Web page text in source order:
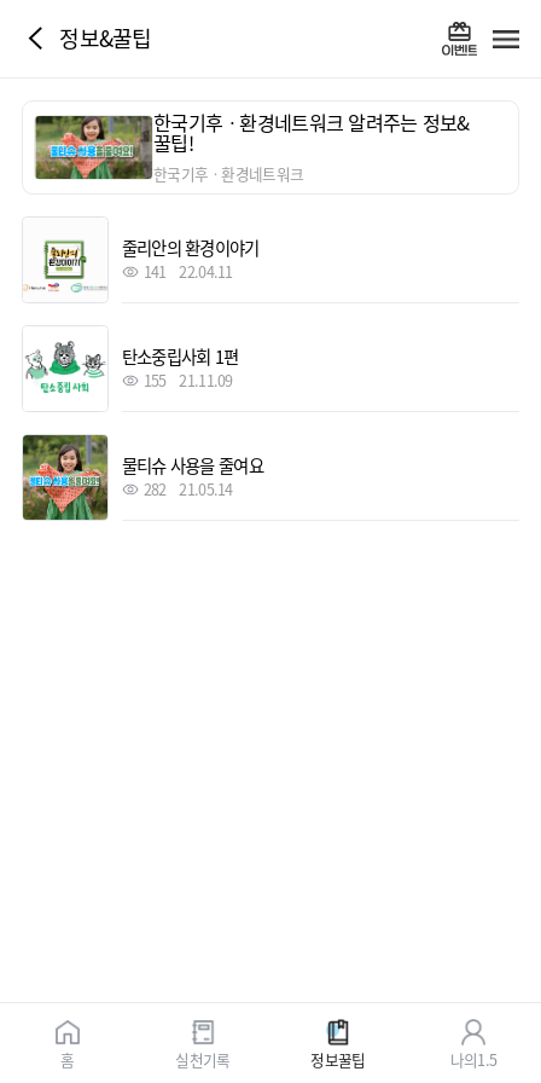
정보&꿀팁
한국기후ㆍ환경네트워크 알려주는 정보&
꿀팁!
한국기후ㆍ환경네트워크
줄리안의 환경이야기
141 22.04.11
탄소중립사회 1편
155 21.11.09
물티슈 사용을 줄여요
282 21.05.14
홈 실천기록 정보꿀팁 나의1.5